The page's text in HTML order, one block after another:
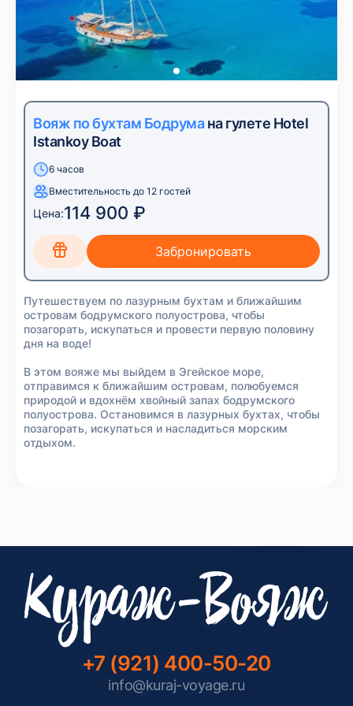
Вояж по бухтам Бодрумана гулете Hotel
Istankoy Boat
6 часов
Вместительность до 12 гостей
Цена:114 900 ₽
Путешествуем по лазурным бухтам и ближайшим
островам бодрумского полуострова, чтобы
позагорать, искупаться и провести первую половину
дня на воде!
В этом вояже мы выйдем в Эгейское море,
отправимся к ближайшим островам, полюбуемся
природой и вдохнём хвойный запах бодрумского
полуострова. Остановимся в лазурных бухтах, чтобы
позагорать, искупаться и насладиться морским
отдыхом.
+7 (921) 400-50-20
info@kuraj-voyage.ru